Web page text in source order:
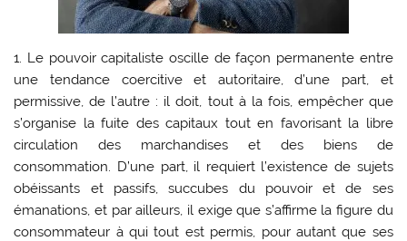
1. Le pouvoir capitaliste oscille de façon permanente entre
une tendance coercitive et autoritaire, d’une part, et
permissive, de l’autre : il doit, tout à la fois, empêcher que
s’organise la fuite des capitaux tout en favorisant la libre
circulation des marchandises et des biens de
consommation. D’une part, il requiert l’existence de sujets
obéissants et passifs, succubes du pouvoir et de ses
émanations, et par ailleurs, il exige que s’affirme la figure du
consommateur à qui tout est permis, pour autant que ses